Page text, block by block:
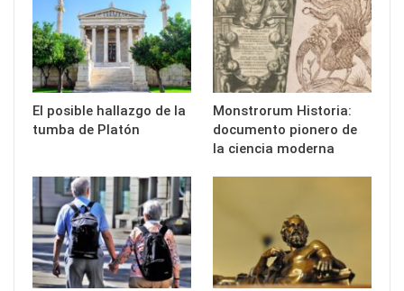
El posible hallazgo de la
tumba de Platón
Monstrorum Historia:
documento pionero de
la ciencia moderna